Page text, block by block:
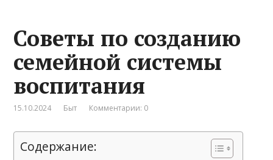
Советы по созданию
семейной системы
воспитания
15.10.2024 Быт Комментарии: 0
Содержание: